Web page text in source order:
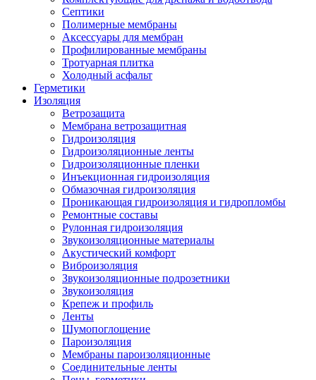
Септики
Полимерные мембраны
Аксессуары для мембран
Профилированные мембраны
Тротуарная плитка
Холодный асфальт
Герметики
Изоляция
Ветрозащита
Мембрана ветрозащитная
Гидроизоляция
Гидроизоляционные ленты
Гидроизоляционные пленки
Инъекционная гидроизоляция
Обмазочная гидроизоляция
Проникающая гидроизоляция и гидропломбы
Ремонтные составы
Рулонная гидроизоляция
Звукоизоляционные материалы
Акустический комфорт
Виброизоляция
Звукоизоляционные подрозетники
Звукоизоляция
Крепеж и профиль
Ленты
Шумопоглощение
Пароизоляция
Мембраны пароизоляционные
Соединительные ленты